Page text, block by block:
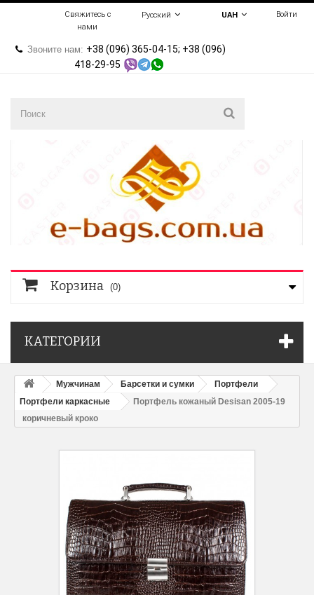
Войти
UAH
Русский
Свяжитесь с
нами
Звоните нам: +38 (096) 365-04-15; +38 (096)
418-29-95
Корзина (0)
КАТЕГОРИИ
Мужчинам Барсетки и сумки
Портфели
Портфели каркасные
Портфель кожаный Desisan 2005-19
коричневый кроко